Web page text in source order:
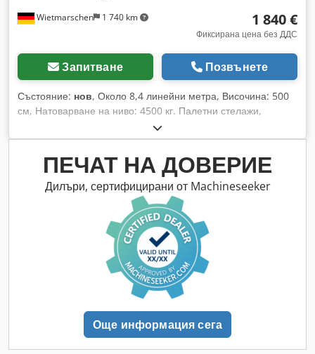
Wietmarschen 1 740 km 1 840 €
Фиксирана цена без ДДС
Запитване Позвънете
Състояние: нов, Около 8,4 линейни метра, Височина: 500
см, Натоварване на ниво: 4500 кг. Палетни стелажи,
тежкотоварни стелажи, високи индустриални стелажи –
складови стелажи налични веднага от склад. Данни: -
Височина: около 500 см - Дълбочина: около 110 см -
Дължина: около 8,4 линейни метра - Натоварване на ниво:
4500 кг - Рамки: поцинковани - Траверси: 270 x 15 x 5 см,
T45 - Траверси: оранжеви - Нова стока, BLT PR50/101 -
Произведено в Европа и тествано според действащия
стандарт DIN EN 15512. - 100% качество на най-добра
цена. Комплектът включва: - 4 x рамки, приблиз. 500 см х
110 см, разглобени - 18 x траверси, приблиз. 270 x 15 x 5
см, T45 - 36 x предпазни щифтове - Нива: под + 3 нива - 36
палетни места, включително позиции на пода - ВЕДНАГА
НАЛИЧНИ МНОЖЕСТВЕНО! Цена: 1 840,00 € без ДДС
Dodszrvyuopfx Am Sskr плюс законно приложим ДДС.
Получавате фактура с отделно посочен ДДС.
Предварителният монтаж на рамките може да бъде
ПЕЧАТ НА ДОВЕРИЕ
Дилъри, сертифицирани от Machineseeker
Още информация сега